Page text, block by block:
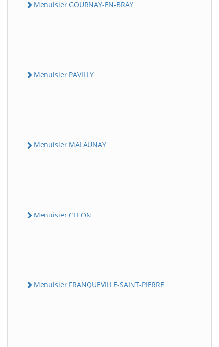
Menuisier GOURNAY-EN-BRAY
Menuisier PAVILLY
Menuisier MALAUNAY
Menuisier CLEON
Menuisier FRANQUEVILLE-SAINT-PIERRE